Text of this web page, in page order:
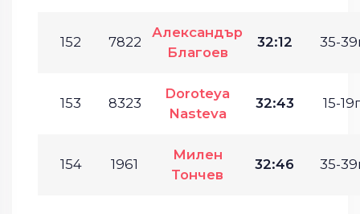
152 7822
Александър
Благоев
32:12 35-
153 8323
Doroteya
Nasteva
32:43 15-
154 1961
Милен
Тончев
32:46 35-